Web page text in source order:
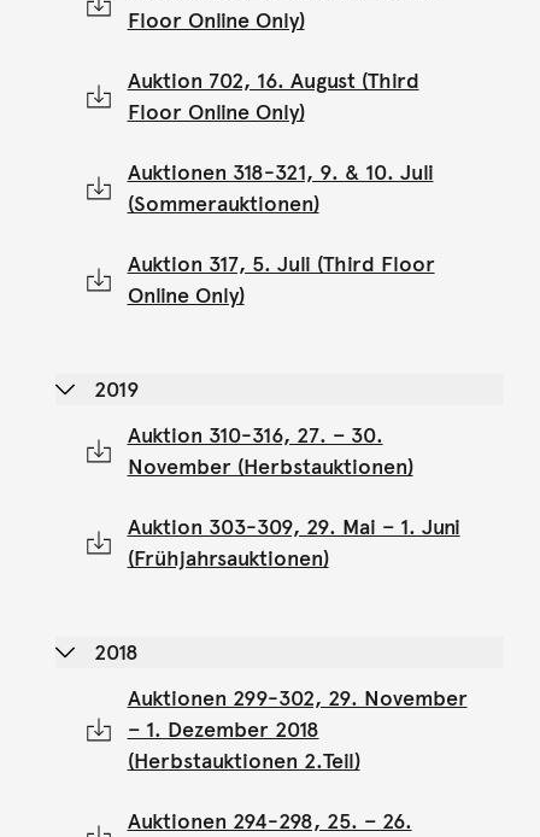
Floor Online Only)
Auktion 702, 16. August (Third
Floor Online Only)
Auktionen 318-321, 9. & 10. Juli
(Sommerauktionen)
Auktion 317, 5. Juli (Third Floor
Online Only)
2019
Auktion 310-316, 27. – 30.
November (Herbstauktionen)
Auktion 303-309, 29. Mai – 1. Juni
(Frühjahrsauktionen)
2018
Auktionen 299-302, 29. November
– 1. Dezember 2018
(Herbstauktionen 2.Teil)
Auktionen 294-298, 25. – 26.